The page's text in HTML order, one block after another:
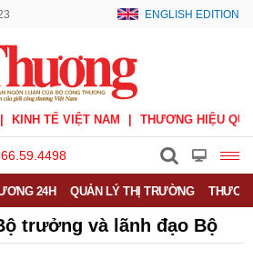
ENGLISH EDITION
KINH TẾ VIỆT NAM THƯƠNG HIỆU
24H QUẢN LÝ THỊ TRƯỜNG
trưởng và lãnh đạo Bộ